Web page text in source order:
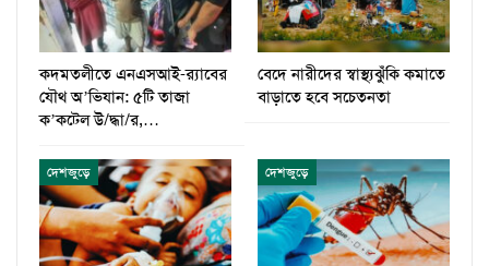
কদমতলীতে এনএসআই-র‍্যাবের
যৌথ অ’ভিযান: ৫টি তাজা
ক’কটেল উ/দ্ধা/র,…
বেদে নারীদের স্বাস্থ্যঝুঁকি কমাতে
বাড়াতে হবে সচেতনতা
দেশজুড়ে দেশজুড়ে